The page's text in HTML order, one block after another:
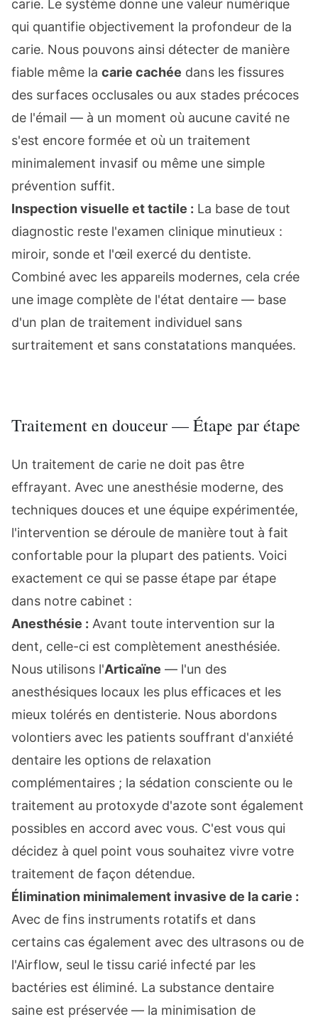
carie. Le système donne une valeur numérique
qui quantifie objectivement la profondeur de la
carie. Nous pouvons ainsi détecter de manière
fiable même la carie cachée dans les fissures
des surfaces occlusales ou aux stades précoces
de l'émail — à un moment où aucune cavité ne
s'est encore formée et où un traitement
minimalement invasif ou même une simple
prévention suffit.
Inspection visuelle et tactile : La base de tout
diagnostic reste l'examen clinique minutieux :
miroir, sonde et l'œil exercé du dentiste.
Combiné avec les appareils modernes, cela crée
une image complète de l'état dentaire — base
d'un plan de traitement individuel sans
surtraitement et sans constatations manquées.
Traitement en douceur — Étape par étape
Un traitement de carie ne doit pas être
effrayant. Avec une anesthésie moderne, des
techniques douces et une équipe expérimentée,
l'intervention se déroule de manière tout à fait
confortable pour la plupart des patients. Voici
exactement ce qui se passe étape par étape
dans notre cabinet :
Anesthésie : Avant toute intervention sur la
dent, celle-ci est complètement anesthésiée.
Nous utilisons l'Articaïne — l'un des
anesthésiques locaux les plus efficaces et les
mieux tolérés en dentisterie. Nous abordons
volontiers avec les patients souffrant d'anxiété
dentaire les options de relaxation
complémentaires ; la sédation consciente ou le
traitement au protoxyde d'azote sont également
possibles en accord avec vous. C'est vous qui
décidez à quel point vous souhaitez vivre votre
traitement de façon détendue.
Élimination minimalement invasive de la carie :
Avec de fins instruments rotatifs et dans
certains cas également avec des ultrasons ou de
l'Airflow, seul le tissu carié infecté par les
bactéries est éliminé. La substance dentaire
saine est préservée — la minimisation de